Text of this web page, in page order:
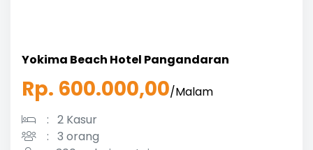
Yokima Beach Hotel Pangandaran
Rp. 600.000,00/Malam
: 2 Kasur
: 3 orang